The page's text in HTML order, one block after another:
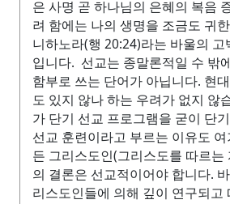
은 사명 곧 하나님의 은혜의 복음
려 함에는 나의 생명을 조금도 귀
니하노라(행 20:24)라는 바울의 고
입니다. 선교는 종말론적일 수 밖
함부로 쓰는 단어가 아닙니다. 현
도 있지 않나 하는 우려가 없지 않
가 단기 선교 프로그램을 굳이 단
선교 훈련이라고 부르는 이유도
든 그리스도인(그리스도를 따르는
의 결론은 선교적이어야 합니다.
리스도인들에 의해 깊이 연구되고